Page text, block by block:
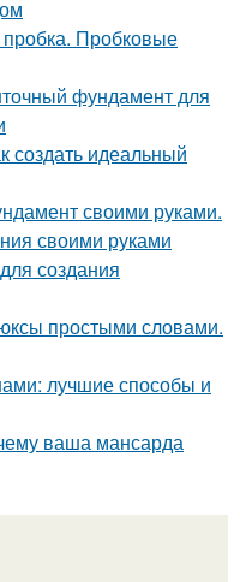
Пробковые
фундамент для
создать идеальный
своими руками.
своими руками
создания
простыми словами.
лучшие способы и
ваша мансарда